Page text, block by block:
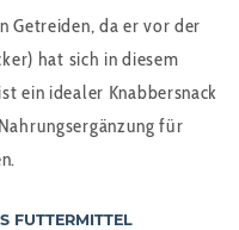
Getreiden, da er vor der
hat sich in diesem
ein idealer Knabbersnack
für
FUTTERMITTEL